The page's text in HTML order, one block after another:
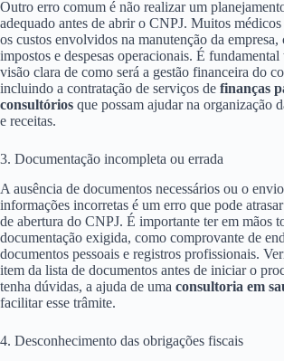
Outro erro comum é não realizar um
adequado antes de abrir o CNPJ. Muitos médicos
os custos envolvidos na manutenção da empresa,
impostos e despesas operacionais. É fundamental
visão clara de como será a gestão financeira do
incluindo a contratação de serviços de finanças
consultórios que possam ajudar na organização
e receitas.
3. Documentação incompleta ou errada
A ausência de documentos necessários ou o
informações incorretas é um erro que pode
de abertura do CNPJ. É importante ter em mãos
documentação exigida, como comprovante de
documentos pessoais e registros profissionais.
item da lista de documentos antes de iniciar o
tenha dúvidas, a ajuda de uma consultoria em
facilitar esse trâmite.
4. Desconhecimento das obrigações fiscais